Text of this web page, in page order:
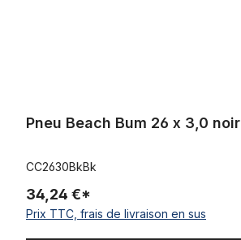
Pneu Beach Bum 26 x 3,0 noir
CC2630BkBk
34,24 €*
Prix TTC, frais de livraison en sus